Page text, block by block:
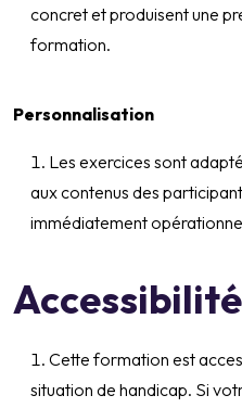
concret et produisent une
formation.
Personnalisation
Les exercices sont
aux contenus des
immédiatement
Accessibilité
Cette formation est
situation de handicap. Si